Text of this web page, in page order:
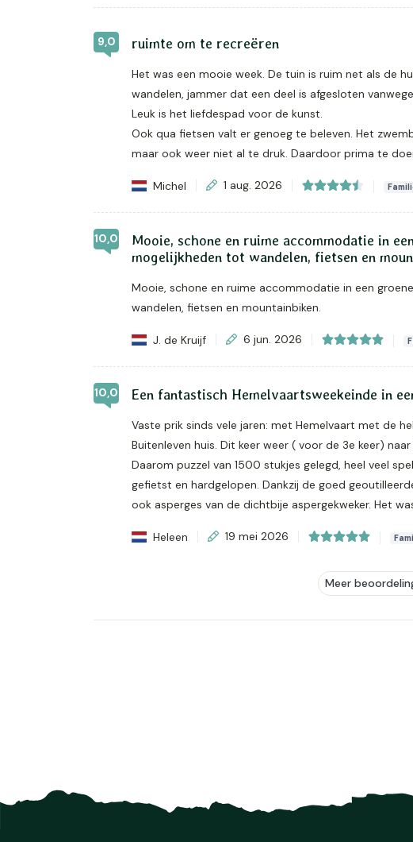
9,0 ruimte om te recreëren
Het was een mooie week. De tuin is ruim net als de
wandelen, jammer dat een deel is afgesloten
Leuk is het liefdespad voor de kunst.
Ook qua fietsen valt er genoeg te beleven. Het
maar ook weer niet al te druk. Daardoor prima te
Michel 1 aug. 2026
10,0
Mooie, schone en ruime accommodatie in
mogelijkheden tot wandelen, fietsen en
Mooie, schone en ruime accommodatie in een
wandelen, fietsen en mountainbiken.
J. de Kruijf 6 jun. 2026
10,0 Een fantastisch Hemelvaartsweekeinde in
Vaste prik sinds vele jaren: met Hemelvaart met de
Buitenleven huis. Dit keer weer ( voor de 3e keer)
Daarom puzzel van 1500 stukjes gelegd, heel veel
gefietst en hardgelopen. Dankzij de goed
ook asperges van de dichtbije aspergekweker. Het
Heleen 19 mei 2026
Meer